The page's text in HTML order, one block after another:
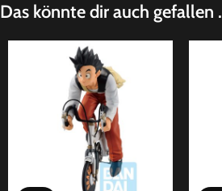
Das könnte dir auch gefallen